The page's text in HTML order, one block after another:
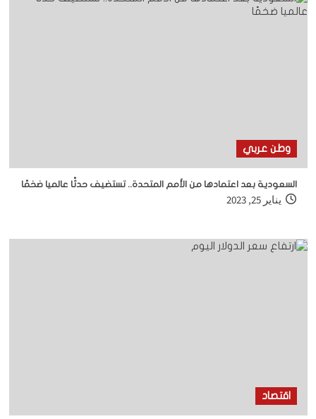
وطن عربي
السعودية بعد اعتمادها من الأمم المتحدة.. تستضيف حدثًا عالميا ضخمًا
يناير 25, 2023
اقتصاد